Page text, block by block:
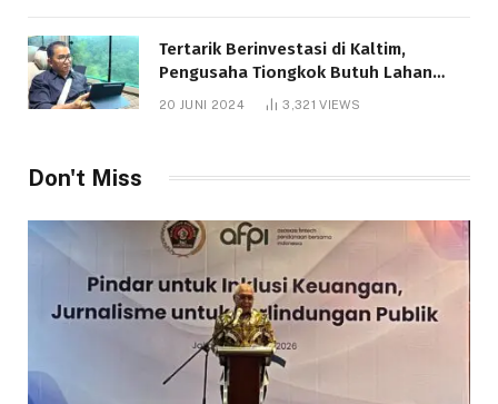
Tertarik Berinvestasi di Kaltim,
Pengusaha Tiongkok Butuh Lahan
1.000 Hektare
20 JUNI 2024 3,321VIEWS
Don't Miss